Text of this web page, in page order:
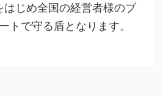
はじめ全国の経営者様のブ
トで守る盾となります。